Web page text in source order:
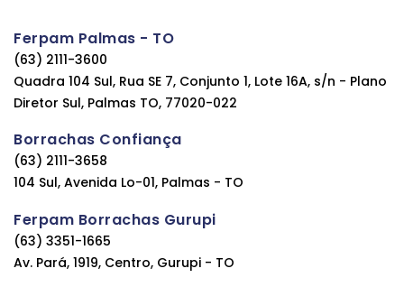
Ferpam Palmas - TO
(63) 2111-3600
Quadra 104 Sul, Rua SE 7, Conjunto 1, Lote 16A, s/n - Plano
Diretor Sul, Palmas TO, 77020-022
Borrachas Confiança
(63) 2111-3658
104 Sul, Avenida Lo-01, Palmas - TO
Ferpam Borrachas Gurupi
(63) 3351-1665
Av. Pará, 1919, Centro, Gurupi - TO